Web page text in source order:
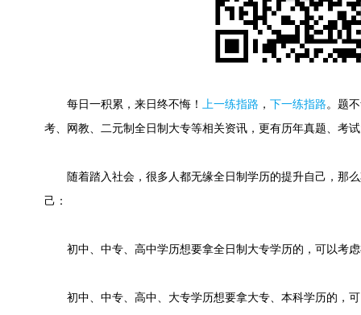
每日一积累，来日终不悔！ 上一练指路 ， 下一练指路。 题
考、网教、二元制全日制大专等相关资讯，更有历年真题、考
随着踏入社会，很多人都无缘全日制学历的提升自己，那么
己：
初中、中专、高中学历想要拿全日制大专学历的，可以考虑
初中、中专、高中、大专学历想要拿大专、本科学历的，可